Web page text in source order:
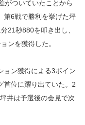
がついていたことから
第6戦で勝利を挙げた坪
21秒880を叩き出し、
ンを獲得した。
ン獲得による3ポイン
首位に躍り出ていた。2
井は予選後の会見で次